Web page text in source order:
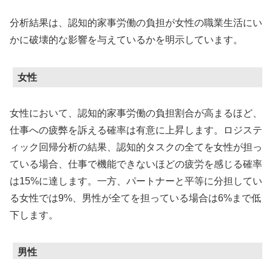
分析結果は、認知的家事労働の負担が女性の職業生活にい
かに破壊的な影響を与えているかを明示しています。
女性
女性において、認知的家事労働の負担割合が高まるほど、
仕事への疲弊を訴える確率は有意に上昇します。ロジステ
ィック回帰分析の結果、認知的タスクの全てを女性が担っ
ている場合、仕事で機能できないほどの疲労を感じる確率
は15%に達します。一方、パートナーと平等に分担してい
る女性では9%、男性が全てを担っている場合は6%まで低
下します。
男性